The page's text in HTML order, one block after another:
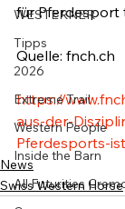
WESTERNER
Tipps
2026
Extreme Trail
Western People
Inside the Barn
All Futurities
für Pferdesport
Quelle: fnch.ch
https://
aus-der-
Pferdesports-
News
Swiss Western Horse